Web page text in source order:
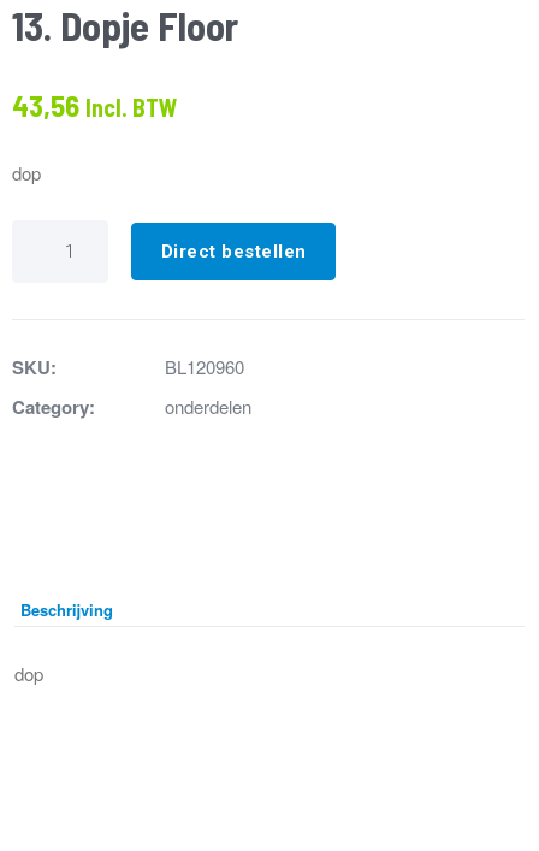
13. Dopje Floor
43,56 Incl. BTW
dop
Direct bestellen
SKU: BL120960
Category: onderdelen
Beschrijving
dop